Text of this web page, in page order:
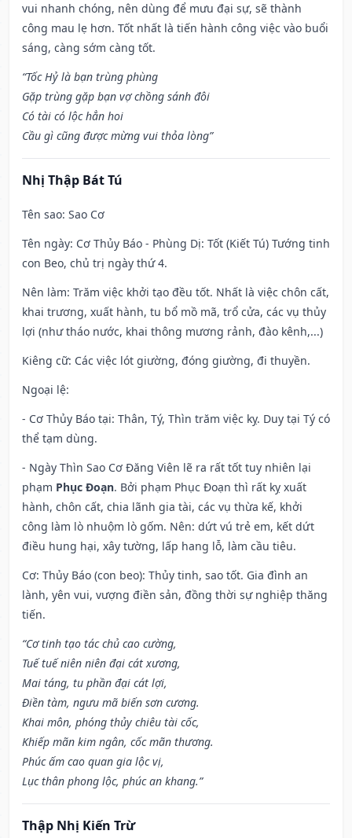
vui nhanh chóng, nên dùng để mưu đại sự, sẽ thành
công mau lẹ hơn. Tốt nhất là tiến hành công việc vào buổi
sáng, càng sớm càng tốt.
“Tốc Hỷ là bạn trùng phùng
Gặp trùng gặp bạn vợ chồng sánh đôi
Có tài có lộc hẳn hoi
Cầu gì cũng được mừng vui thỏa lòng”
Nhị Thập Bát Tú
Tên sao: Sao Cơ
Tên ngày: Cơ Thủy Báo - Phùng Dị: Tốt (Kiết Tú) Tướng tinh
con Beo, chủ trị ngày thứ 4.
Nên làm: Trăm việc khởi tạo đều tốt. Nhất là việc chôn cất,
khai trương, xuất hành, tu bổ mồ mã, trổ cửa, các vụ thủy
lợi (như tháo nước, khai thông mương rảnh, đào kênh,...)
Kiêng cữ: Các việc lót giường, đóng giường, đi thuyền.
Ngoại lệ:
- Cơ Thủy Báo tại: Thân, Tý, Thìn trăm việc kỵ. Duy tại Tý có
thể tạm dùng.
- Ngày Thìn Sao Cơ Đăng Viên lẽ ra rất tốt tuy nhiên lại
phạm Phục Đoạn. Bởi phạm Phục Đoạn thì rất kỵ xuất
hành, chôn cất, chia lãnh gia tài, các vụ thừa kế, khởi
công làm lò nhuộm lò gốm. Nên: dứt vú trẻ em, kết dứt
điều hung hại, xây tường, lấp hang lỗ, làm cầu tiêu.
Cơ: Thủy Báo (con beo): Thủy tinh, sao tốt. Gia đình an
lành, yên vui, vượng điền sản, đồng thời sự nghiệp thăng
tiến.
“Cơ tinh tạo tác chủ cao cường,
Tuế tuế niên niên đại cát xương,
Mai táng, tu phần đại cát lợi,
Điền tàm, ngưu mã biến sơn cương.
Khai môn, phóng thủy chiêu tài cốc,
Khiếp mãn kim ngân, cốc mãn thương.
Phúc ấm cao quan gia lộc vị,
Lục thân phong lộc, phúc an khang.”
Thập Nhị Kiến Trừ